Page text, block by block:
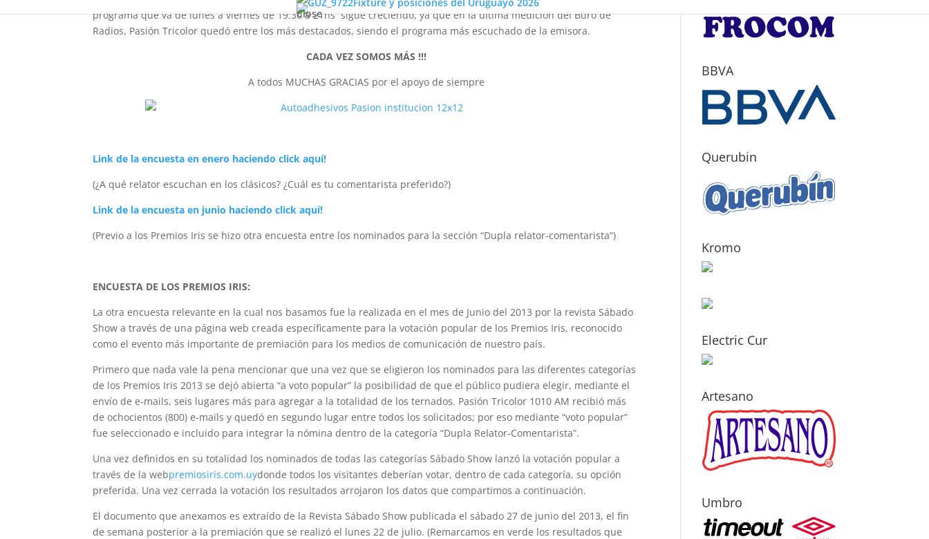
Close
programa que va de lunes a viernes de 19:30 a 21hs sigue creciendo, ya que en la última medición del Buró de
Radios, Pasión Tricolor quedó entre los más destacados, siendo el programa más escuchado de la emisora.
CADA VEZ SOMOS MÁS !!!
A todos MUCHAS GRACIAS por el apoyo de siempre
Link de la encuesta en enero haciendo click aquí!
(¿A qué relator escuchan en los clásicos? ¿Cuál es tu comentarista preferido?)
Link de la encuesta en junio haciendo click aquí!
(Previo a los Premios Iris se hizo otra encuesta entre los nominados para la sección “Dupla relator-comentarista”)
ENCUESTA DE LOS PREMIOS IRIS:
La otra encuesta relevante en la cual nos basamos fue la realizada en el mes de Junio del 2013 por la revista Sábado
Show a través de una página web creada específicamente para la votación popular de los Premios Iris, reconocido
como el evento más importante de premiación para los medios de comunicación de nuestro país.
Primero que nada vale la pena mencionar que una vez que se eligieron los nominados para las diferentes categorías
de los Premios Iris 2013 se dejó abierta “a voto popular” la posibilidad de que el público pudiera elegir, mediante el
envío de e-mails, seis lugares más para agregar a la totalidad de los ternados. Pasión Tricolor 1010 AM recibió más
de ochocientos (800) e-mails y quedó en segundo lugar entre todos los solicitados; por eso mediante “voto popular”
fue seleccionado e incluido para integrar la nómina dentro de la categoría “Dupla Relator-Comentarista”.
Una vez definidos en su totalidad los nominados de todas las categorías Sábado Show lanzó la votación popular a
través de la webpremiosiris.com.uydonde todos los visitantes deberían votar, dentro de cada categoría, su opción
preferida. Una vez cerrada la votación los resultados arrojaron los datos que compartimos a continuación.
El documento que anexamos es extraído de la Revista Sábado Show publicada el sábado 27 de junio del 2013, el fin
de semana posterior a la premiación que se realizó el lunes 22 de julio. (Remarcamos en verde los resultados que
BBVA
Querubin
Kromo
Electric Cur
Artesano
Umbro